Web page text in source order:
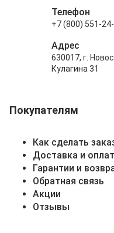
Покупателям
Как сделать
Доставка и
Гарантии и
Обратная связь
Акции
Отзывы
Телефон
+7 (800) 551-
Адрес
630017, г.
Кулагина 31